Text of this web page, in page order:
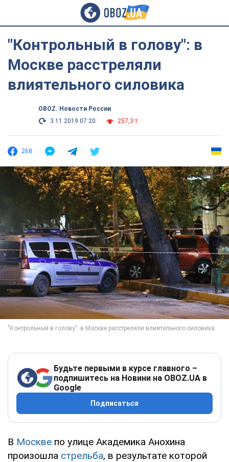
"Контрольный в голову": в
Москве расстреляли
влиятельного силовика
OBOZ. Новости России
3.11.2019 07:20
257,3 т.
268
Будьте первыми в курсе главного –
подпишитесь на Новини на OBOZ.UA в
Google
Подписаться
В Москве по улице Академика Анохина
произошла стрельба, в результате которой